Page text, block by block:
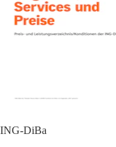
ING-DiBa